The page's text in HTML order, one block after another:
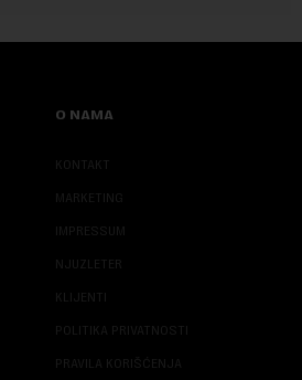
O NAMA
KONTAKT
MARKETING
IMPRESSUM
NJUZLETER
KLIJENTI
POLITIKA PRIVATNOSTI
PRAVILA KORIŠĆENJA